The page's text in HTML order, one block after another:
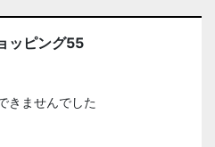
ッピング55
きませんでした